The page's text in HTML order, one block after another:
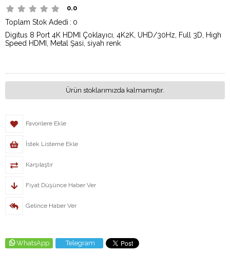
0.0
Toplam Stok Adedi : 0
Digitus 8 Port 4K HDMI Çoklayıcı, 4K2K, UHD/30Hz, Full 3D, High
Speed HDMI, Metal Şasi, siyah renk
Ürün stoklarımızda kalmamıştır.
Favorilere Ekle
İstek Listeme Ekle
Karşılaştır
Fiyat Düşünce Haber Ver
Gelince Haber Ver
WhatsApp Telegram